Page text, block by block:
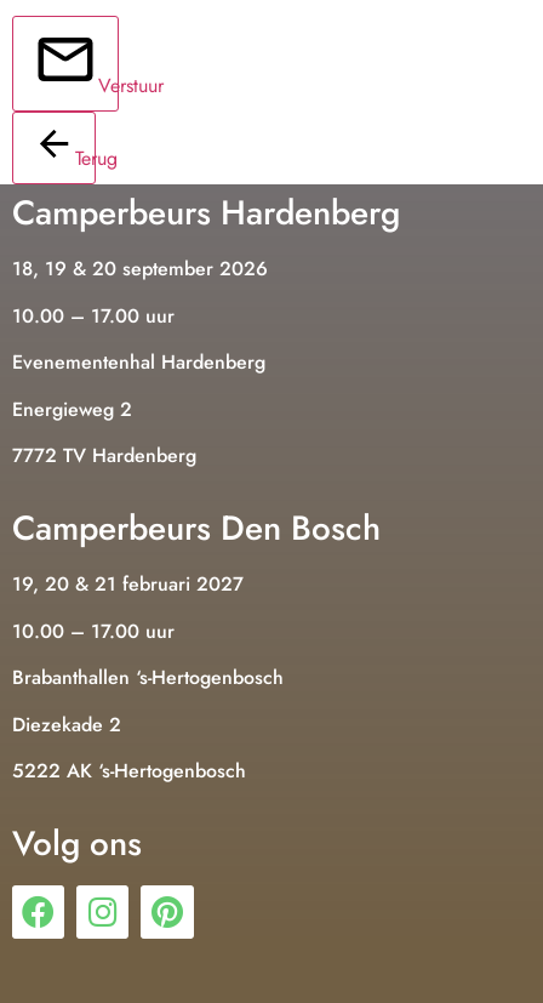
Verstuur
Terug
Camperbeurs Hardenberg
18, 19 & 20 september 2026
10.00 – 17.00 uur
Evenementenhal Hardenberg
Energieweg 2
7772 TV Hardenberg
Camperbeurs Den Bosch
19, 20 & 21 februari 2027
10.00 – 17.00 uur
Brabanthallen ‘s-Hertogenbosch
Diezekade 2
5222 AK ‘s-Hertogenbosch
Volg ons